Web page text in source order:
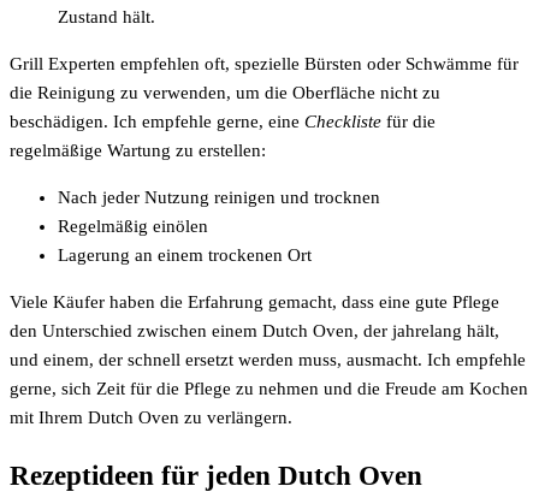
Zustand hält.
Grill Experten empfehlen oft, spezielle Bürsten oder Schwämme für
die Reinigung zu verwenden, um die Oberfläche nicht zu
beschädigen. Ich empfehle gerne, eine Checkliste für die
regelmäßige Wartung zu erstellen:
Nach jeder Nutzung reinigen und trocknen
Regelmäßig einölen
Lagerung an einem trockenen Ort
Viele Käufer haben die Erfahrung gemacht, dass eine gute Pflege
den Unterschied zwischen einem Dutch Oven, der jahrelang hält,
und einem, der schnell ersetzt werden muss, ausmacht. Ich empfehle
gerne, sich Zeit für die Pflege zu nehmen und die Freude am Kochen
mit Ihrem Dutch Oven zu verlängern.
Rezeptideen für jeden Dutch Oven